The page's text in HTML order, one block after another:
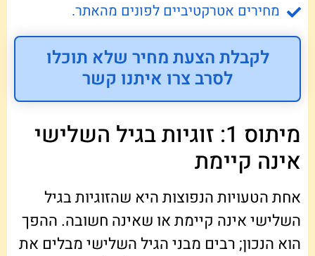
מחירים אטרקטיביים לפונים מהאתר.
לקבלת הצעת מחיר שלא תוכלו
לסרב צרו איתנו קשר
מיתוס 1: זוגיות בגיל השלישי
אינה קיימת
אחת הטעויות הנפוצות היא שהזוגיות בגיל
השלישי אינה קיימת או שאינה חשובה. ההפך
הוא הנכון; רבים מבני הגיל השלישי מבלים את